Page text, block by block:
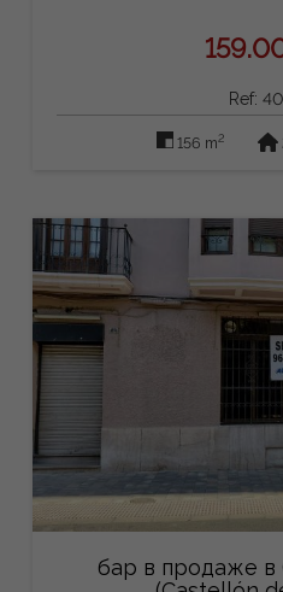
Ref:
156 m2
бар в продаже в